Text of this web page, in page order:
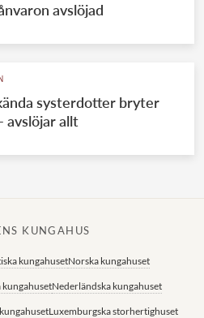
avslöjad
systerdotter bryter
avslöjar allt
KUNGAHUS
kungahusetNorska kungahuset
kungahusetNederländska kungahuset
Luxemburgska storhertighuset